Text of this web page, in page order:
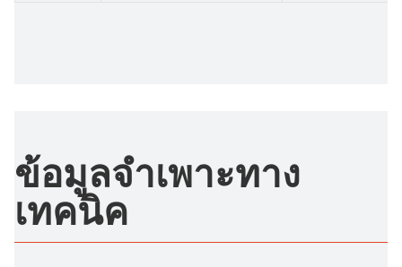
ข้อมูลจำเพาะทาง
เทคนิค